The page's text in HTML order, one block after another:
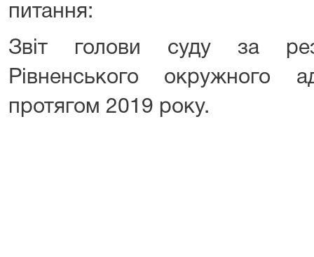
питання:
Звіт голови суду за
Рівненського окружного
протягом 2019 року.